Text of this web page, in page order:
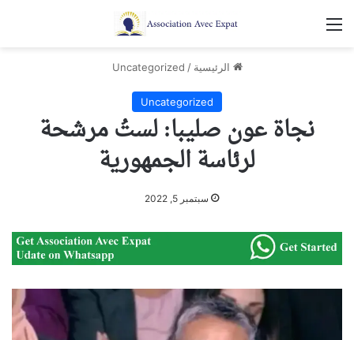
القائمة
الرئيسية /
Uncategorized
Uncategorized
نجاة عون صليبا: لستُ مرشحة
لرئاسة الجمهورية
سبتمبر 5, 2022